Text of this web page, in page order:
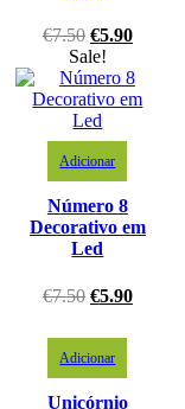
€7.50 €5.90
Sale!
Adicionar
Número 8
Decorativo em
Led
€7.50 €5.90
Adicionar
Unicórnio